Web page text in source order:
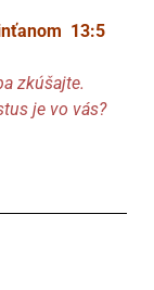
13:5
zkúšajte.
je vo vás?